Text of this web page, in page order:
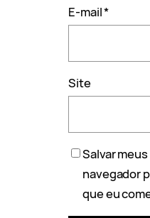
E-mail*
Site
Salvar
navegador
que eu